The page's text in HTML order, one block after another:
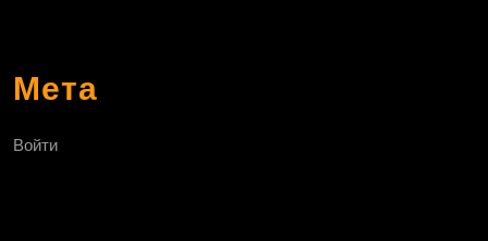
Мета
Войти